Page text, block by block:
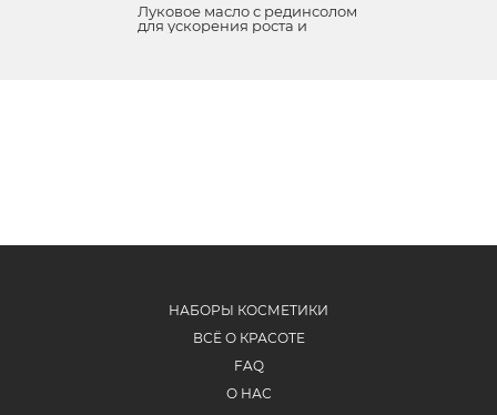
Луковое масло с рединсолом
для ускорения роста и
против выпадения волос
НАБОРЫ КОСМЕТИКИ
ВСЁ О КРАСОТЕ
FAQ
О НАС